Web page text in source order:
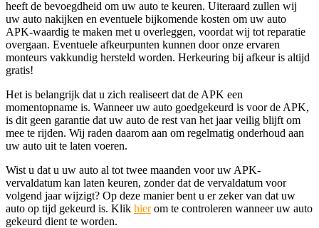
heeft de bevoegdheid om uw auto te keuren. Uiteraard zullen wij
uw auto nakijken en eventuele bijkomende kosten om uw auto
APK-waardig te maken met u overleggen, voordat wij tot reparatie
overgaan. Eventuele afkeurpunten kunnen door onze ervaren
monteurs vakkundig hersteld worden. Herkeuring bij afkeur is altijd
gratis!
Het is belangrijk dat u zich realiseert dat de APK een
momentopname is. Wanneer uw auto goedgekeurd is voor de APK,
is dit geen garantie dat uw auto de rest van het jaar veilig blijft om
mee te rijden. Wij raden daarom aan om regelmatig onderhoud aan
uw auto uit te laten voeren.
Wist u dat u uw auto al tot twee maanden voor uw APK-
vervaldatum kan laten keuren, zonder dat de vervaldatum voor
volgend jaar wijzigt? Op deze manier bent u er zeker van dat uw
auto op tijd gekeurd is. Klik hierom te controleren wanneer uw auto
gekeurd dient te worden.